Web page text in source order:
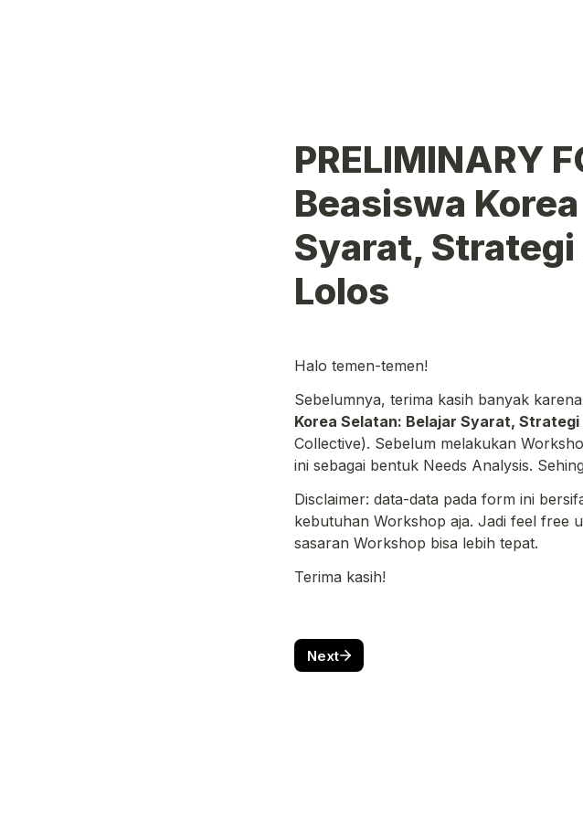
PRELIMINARY
Beasiswa
Syarat,
Lolos
Halo temen-temen!
Sebelumnya, terima kasih banyak
Korea Selatan: Belajar Syarat,
Collective). Sebelum melakukan
ini sebagai bentuk Needs Analysis.
Disclaimer: data-data pada form ini
kebutuhan Workshop aja. Jadi feel free
sasaran Workshop bisa lebih tepat.
Terima kasih!
Next